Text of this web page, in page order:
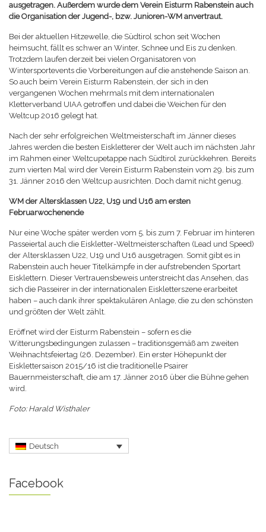
ausgetragen. Außerdem wurde dem Verein Eisturm Rabenstein auch
die Organisation der Jugend-, bzw. Junioren-WM anvertraut.
Bei der aktuellen Hitzewelle, die Südtirol schon seit Wochen
heimsucht, fällt es schwer an Winter, Schnee und Eis zu denken.
Trotzdem laufen derzeit bei vielen Organisatoren von
Wintersportevents die Vorbereitungen auf die anstehende Saison an.
So auch beim Verein Eisturm Rabenstein, der sich in den
vergangenen Wochen mehrmals mit dem internationalen
Kletterverband UIAA getroffen und dabei die Weichen für den
Weltcup 2016 gelegt hat.
Nach der sehr erfolgreichen Weltmeisterschaft im Jänner dieses
Jahres werden die besten Eiskletterer der Welt auch im nächsten Jahr
im Rahmen einer Weltcupetappe nach Südtirol zurückkehren. Bereits
zum vierten Mal wird der Verein Eisturm Rabenstein vom 29. bis zum
31. Jänner 2016 den Weltcup ausrichten. Doch damit nicht genug.
WM der Altersklassen U22, U19 und U16 am ersten
Februarwochenende
Nur eine Woche später werden vom 5. bis zum 7. Februar im hinteren
Passeiertal auch die Eiskletter-Weltmeisterschaften (Lead und Speed)
der Altersklassen U22, U19 und U16 ausgetragen. Somit gibt es in
Rabenstein auch heuer Titelkämpfe in der aufstrebenden Sportart
Eisklettern. Dieser Vertrauensbeweis unterstreicht das Ansehen, das
sich die Passeirer in der internationalen Eiskletterszene erarbeitet
haben – auch dank ihrer spektakulären Anlage, die zu den schönsten
und größten der Welt zählt.
Eröffnet wird der Eisturm Rabenstein – sofern es die
Witterungsbedingungen zulassen – traditionsgemäß am zweiten
Weihnachtsfeiertag (26. Dezember). Ein erster Höhepunkt der
Eisklettersaison 2015/16 ist die traditionelle Psairer
Bauernmeisterschaft, die am 17. Jänner 2016 über die Bühne gehen
wird.
Foto: Harald Wisthaler
Deutsch
Facebook